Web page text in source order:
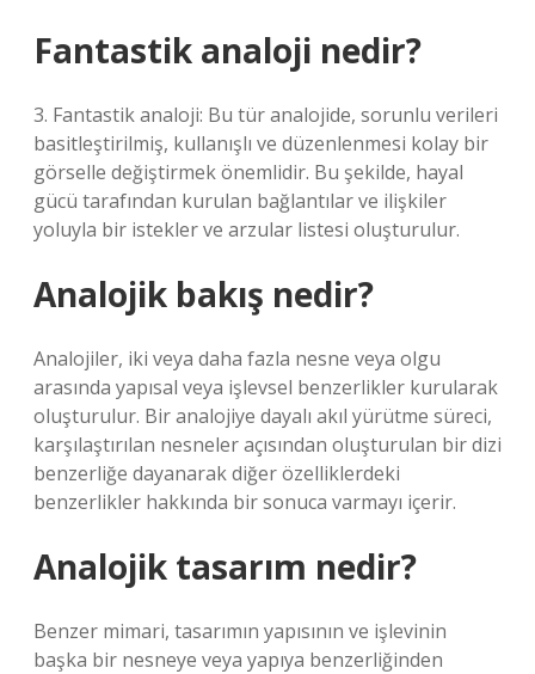
Fantastik analoji nedir?
3. Fantastik analoji: Bu tür analojide, sorunlu verileri
basitleştirilmiş, kullanışlı ve düzenlenmesi kolay bir
görselle değiştirmek önemlidir. Bu şekilde, hayal
gücü tarafından kurulan bağlantılar ve ilişkiler
yoluyla bir istekler ve arzular listesi oluşturulur.
Analojik bakış nedir?
Analojiler, iki veya daha fazla nesne veya olgu
arasında yapısal veya işlevsel benzerlikler kurularak
oluşturulur. Bir analojiye dayalı akıl yürütme süreci,
karşılaştırılan nesneler açısından oluşturulan bir dizi
benzerliğe dayanarak diğer özelliklerdeki
benzerlikler hakkında bir sonuca varmayı içerir.
Analojik tasarım nedir?
Benzer mimari, tasarımın yapısının ve işlevinin
başka bir nesneye veya yapıya benzerliğinden